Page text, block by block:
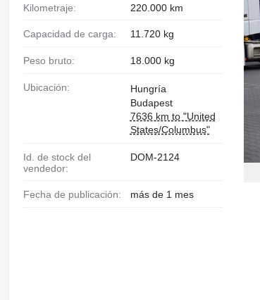
Kilometraje: 220.000 km
Capacidad de carga: 11.720 kg
Peso bruto: 18.000 kg
Ubicación:
Hungría
Budapest
7636 km to "United
States/Columbus"
Id. de stock del
vendedor:
DOM-2124
Fecha de publicación: más de 1 mes